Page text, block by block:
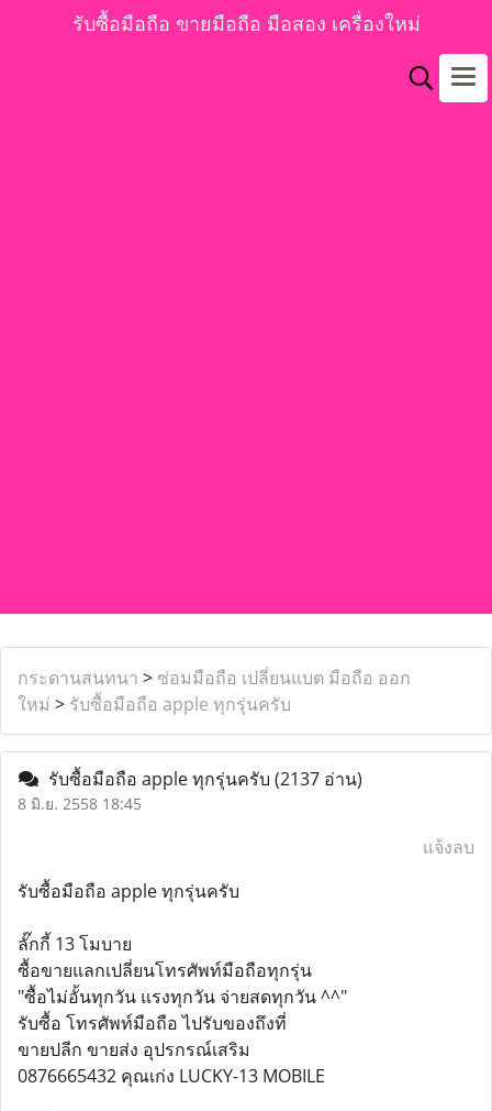
รับซื้อมือถือ ขายมือถือ มือสอง เครื่องใหม่
กระดานสนทนา >ซ่อมมือถือ เปลี่ยนแบต มือถือ ออก
ใหม่ > รับซื้อมือถือ apple ทุกรุ่นครับ
รับซื้อมือถือ apple ทุกรุ่นครับ (2137 อ่าน)
8 มิ.ย. 2558 18:45
แจ้งลบ
รับซื้อมือถือ apple ทุกรุ่นครับ
​ลั๊กกี้ 13 โมบาย
ซื้อขายแลกเปลี่ยนโทรศัพท์มือถือทุกรุ่น
"ซื้อไม่อั้นทุกวัน แรงทุกวัน จ่ายสดทุกวัน ^^"
รับซื้อ โทรศัพท์มือถือ ไปรับของถึงที่
ขายปลีก ขายส่ง อุปรกรณ์เสริม
0876665432 คุณเก่ง LUCKY-13 MOBILE